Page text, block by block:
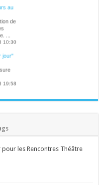
au
de
...
10:30
jour"
19:58
en
les Rencontres Théâtre